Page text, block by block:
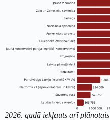
2026. gadā iekļauts arī